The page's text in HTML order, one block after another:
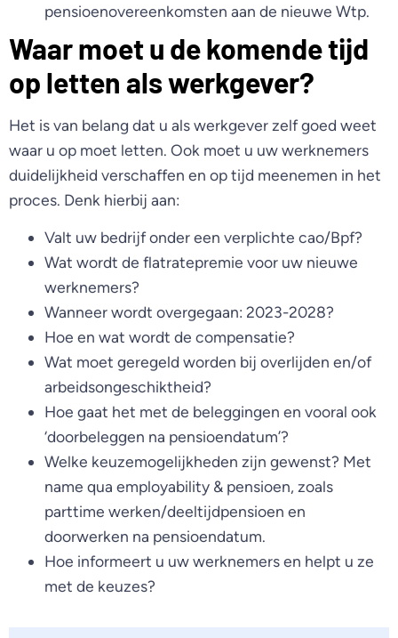
pensioenovereenkomsten aan de nieuwe Wtp.
Waar moet u de komende tijd
op letten als werkgever?
Het is van belang dat u als werkgever zelf goed weet
waar u op moet letten. Ook moet u uw werknemers
duidelijkheid verschaffen en op tijd meenemen in het
proces. Denk hierbij aan:
Valt uw bedrijf onder een verplichte cao/Bpf?
Wat wordt de flatratepremie voor uw nieuwe
werknemers?
Wanneer wordt overgegaan: 2023-2028?
Hoe en wat wordt de compensatie?
Wat moet geregeld worden bij overlijden en/of
arbeidsongeschiktheid?
Hoe gaat het met de beleggingen en vooral ook
‘doorbeleggen na pensioendatum’?
Welke keuzemogelijkheden zijn gewenst? Met
name qua employability & pensioen, zoals
parttime werken/deeltijdpensioen en
doorwerken na pensioendatum.
Hoe informeert u uw werknemers en helpt u ze
met de keuzes?